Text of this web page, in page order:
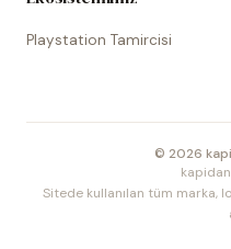
Playstation Tamircisi
© 2026
Sitede kullanılan tüm marka,